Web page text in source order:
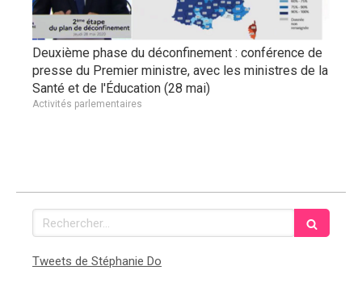
Deuxième phase du déconfinement : conférence de
presse du Premier ministre, avec les ministres de la
Santé et de l'Éducation (28 mai)
Activités parlementaires
Rechercher
Tweets de Stéphanie Do